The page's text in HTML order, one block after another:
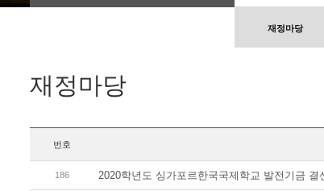
재정마당
재정마당
번호
186 2020학년도 싱가포르한국국제학교 발전기금 결